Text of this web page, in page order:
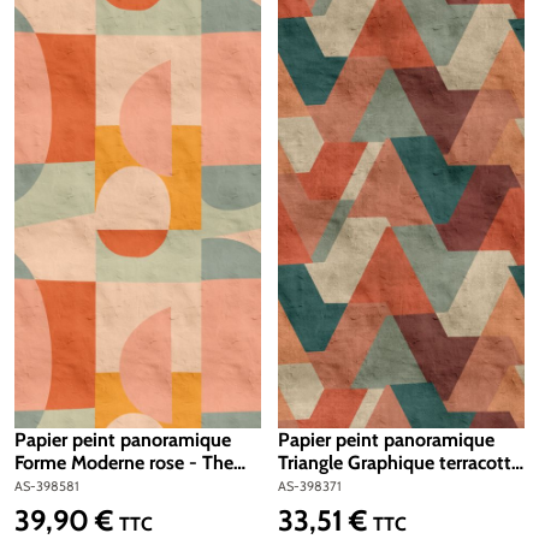
Papier peint panoramique
Forme Moderne rose - The
Wall 3 d'A.S. Création | Réf.
AS-398581
AS-398581
Prix régulier :
39,90 € TTC
Papier peint panoramique
Triangle Graphique terracotta
- The Wall 3 d'A.S. Création |
Réf. AS-398371
AS-398371
Prix régulier :
33,51 € TTC